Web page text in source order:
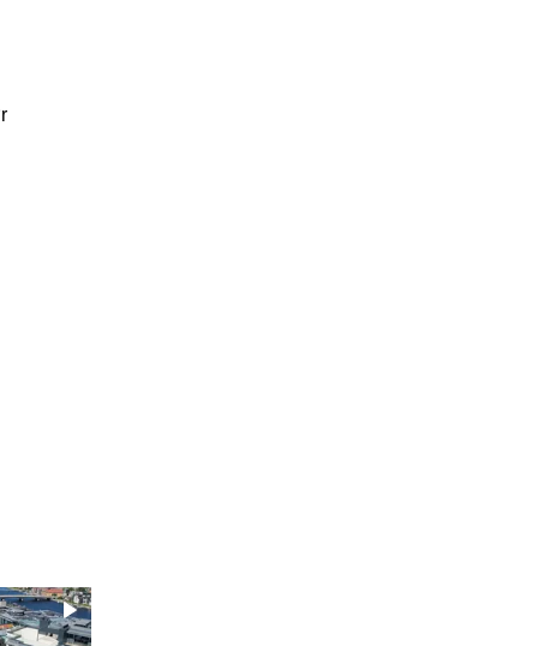
til et innlegg.
Denne posten har en video som vil synes dersom du